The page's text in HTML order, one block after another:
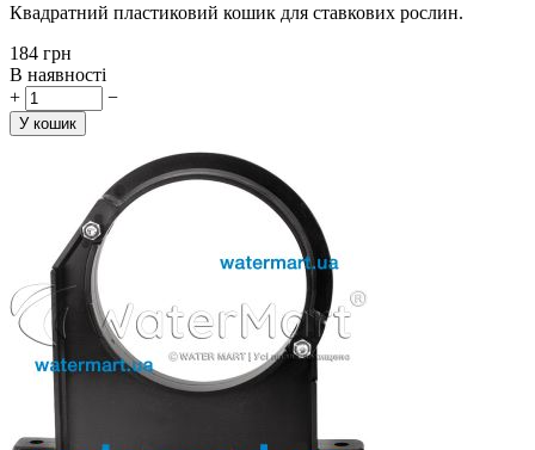
Квадратний пластиковий кошик для ставкових рослин.
‍184‍ грн
В наявності
+
−
У кошик